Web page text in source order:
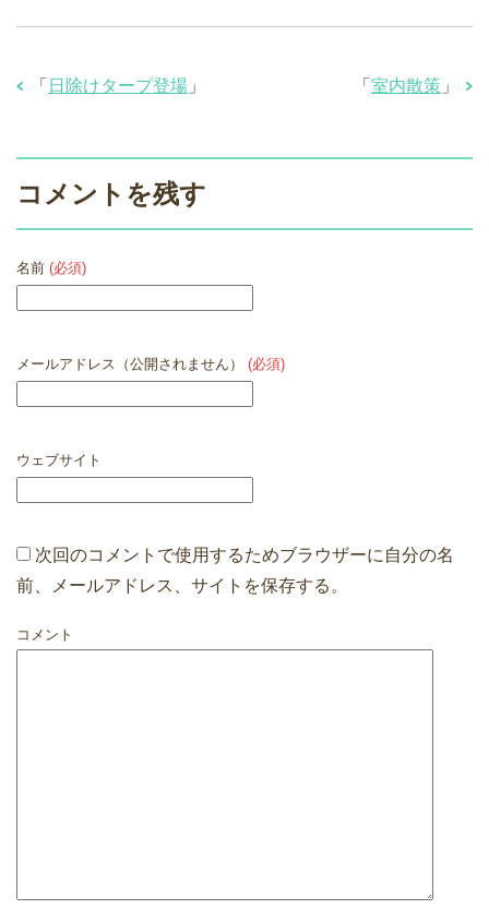
「 室内散策 」
「 日除けタープ登場 」
コメントを残す
名前 (必須)
メールアドレス（公開されません） (必須)
ウェブサイト
次回のコメントで使用するためブラウザーに自分の名
前、メールアドレス、サイトを保存する。
コメント